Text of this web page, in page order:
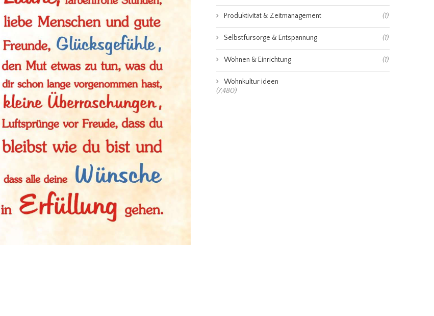
Produktivität & Zeitmanagement (1)
Selbstfürsorge & Entspannung (1)
Wohnen & Einrichtung (1)
Wohnkultur ideen
(7,480)